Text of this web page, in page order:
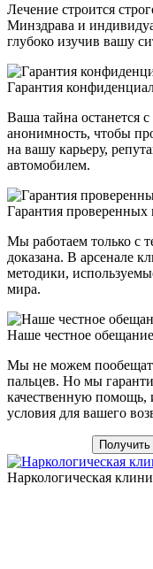
Лечение строится
Минздрава и
глубоко изучив вашу
Гарантия
Ваша тайна останется
анонимность, чтобы
на вашу карьеру,
автомобилем.
Гарантия проверенных
Мы работаем только с
доказана. В арсенале
методики,
мира.
Наше честное обещание
Мы не можем
пальцев. Но мы
качественную
условия для вашего
Наркологическая